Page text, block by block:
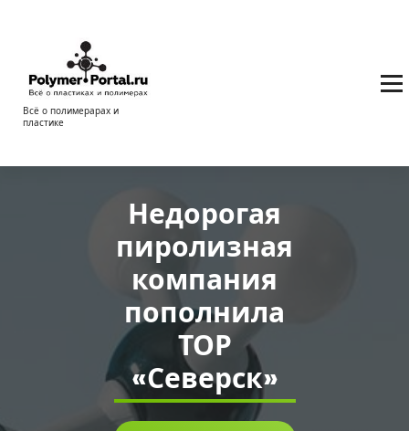
содержимому
Всё о полимерарах и
пластике
Недорогая
пиролизная
компания
пополнила
ТОР
«Северск»